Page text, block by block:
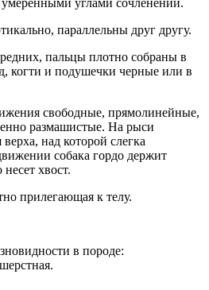
параллельны друг другу.
пальцы плотно собраны в
когти и подушечки черные или в
свободные, прямолинейные,
размашистые. На рыси
над которой слегка
собака гордо держит
хвост.
прилегающая к телу.
в породе: